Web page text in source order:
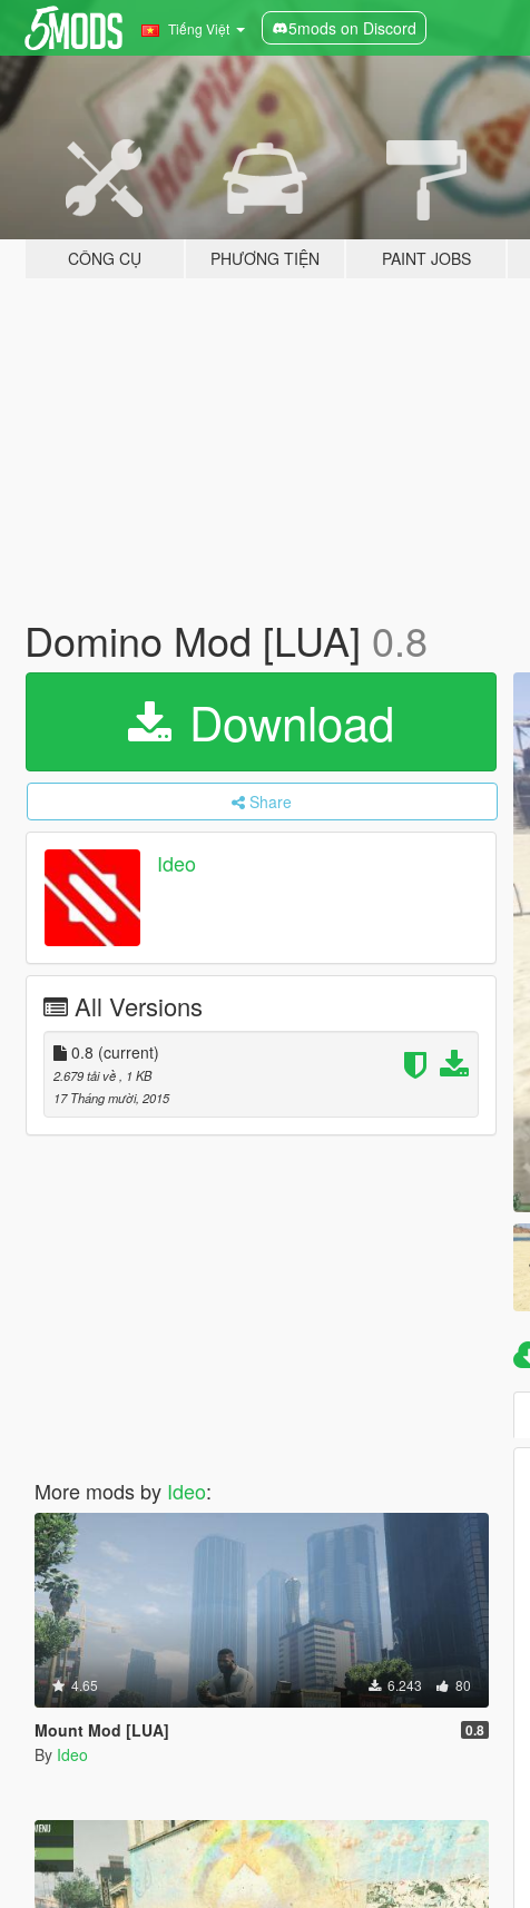
Tiếng Việt 5mods on Discord
CÔNG CỤ PHƯƠNG TIỆN PAINT JOBS
Domino Mod [LUA] 0.8
Download
Share
Ideo
All Versions
0.8 (current)
2.679 tải về
, 1 KB
17 Tháng mười, 2015
More mods by Ideo:
4.65 6.243 80
Mount Mod [LUA] 0.8
By Ideo